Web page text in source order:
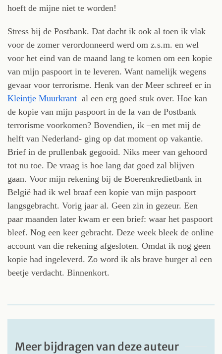
hoeft de mijne niet te worden!
Stress bij de Postbank. Dat dacht ik ook al toen ik vlak
voor de zomer verordonneerd werd om z.s.m. en wel
voor het eind van de maand lang te komen om een kopie
van mijn paspoort in te leveren. Want namelijk wegens
gevaar voor terrorisme. Henk van der Meer schreef er in
Kleintje Muurkrant al een erg goed stuk over. Hoe kan
de kopie van mijn paspoort in de la van de Postbank
terrorisme voorkomen? Bovendien, ik –en met mij de
helft van Nederland- ging op dat moment op vakantie.
Brief in de prullenbak gegooid. Niks meer van gehoord
tot nu toe. De vraag is hoe lang dat goed zal blijven
gaan. Voor mijn rekening bij de Boerenkredietbank in
België had ik wel braaf een kopie van mijn paspoort
langsgebracht. Vorig jaar al. Geen zin in gezeur. Een
paar maanden later kwam er een brief: waar het paspoort
bleef. Nog een keer gebracht. Deze week bleek de online
account van die rekening afgesloten. Omdat ik nog geen
kopie had ingeleverd. Zo word ik als brave burger al een
beetje verdacht. Binnenkort.
Meer bijdragen van deze auteur